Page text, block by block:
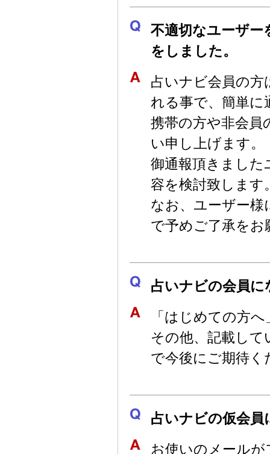
不適切なユーザー
をしました。
占いナビ会員の
れる事で、簡単に
携帯の方や非会員
い申し上げます。
御通報頂きました
容を検討致します
なお、ユーザー
で予めご了承をお
占いナビの会員
「はじめての方
その他、記載し
で今後にご期待く
占いナビの仮会
お使いのメール